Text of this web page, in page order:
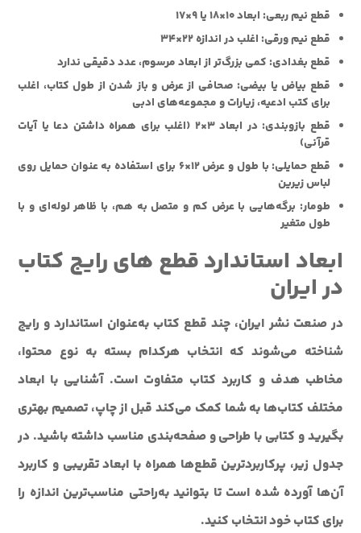
قطع نيم ربعي: ابعاد 10×18 يا 9×17
قطع نيم ورقي: اغلب در اندازه 22×34
قطع بغدادي: کمي بزرگ‌تر از ابعاد مرسوم، عدد دقيقي ندارد
قطع بياض يا بيضي: صحافي از عرض و باز شدن از طول کتاب، اغلب
براي کتب ادعيه، زيارات و مجموعه‌هاي ادبي
قطع بازوبندي
: در ابعاد 3×2 (اغلب براي همراه داشتن دعا يا آيات
قرآني)
قطع حمايلي
: با طول و عرض 12×6 براي استفاده به عنوان حمايل روي
لباس زيرين
طومار: برگه‌هايي با عرض کم و متصل به هم، با ظاهر لوله‌اي و با
طول متغير
ابعاد استاندارد قطع های رایج کتاب
در ایران
در صنعت نشر ایران، چند قطع کتاب به‌عنوان استاندارد و رایج
شناخته می‌شوند که انتخاب هرکدام بسته به نوع محتوا،
مخاطب هدف و کاربرد کتاب متفاوت است. آشنایی با ابعاد
مختلف کتاب‌ها به شما کمک می‌کند قبل از چاپ، تصمیم بهتری
بگیرید و کتابی با طراحی و صفحه‌بندی مناسب داشته باشید. در
جدول زیر، پرکاربردترین قطع‌ها همراه با ابعاد تقریبی و کاربرد
آن‌ها آورده شده است تا بتوانید به‌راحتی مناسب‌ترین اندازه را
برای کتاب خود انتخاب کنید.